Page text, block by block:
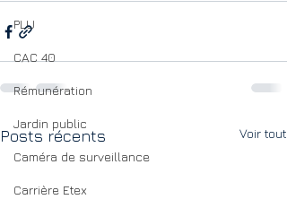
PLU
CAC 40
Rémunération
Jardin public
Caméra de surveillance
Carrière Etex
Posts récents Voir tout